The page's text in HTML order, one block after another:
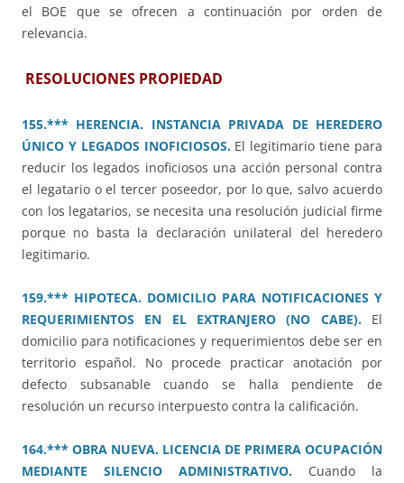
el BOE que se ofrecen a continuación por orden de
relevancia.
RESOLUCIONES PROPIEDAD
155.*** HERENCIA. INSTANCIA PRIVADA DE HEREDERO
ÚNICO Y LEGADOS INOFICIOSOS. El legitimario tiene para
reducir los legados inoficiosos una acción personal contra
el legatario o el tercer poseedor, por lo que, salvo acuerdo
con los legatarios, se necesita una resolución judicial firme
porque no basta la declaración unilateral del heredero
legitimario.
159.*** HIPOTECA. DOMICILIO PARA NOTIFICACIONES Y
REQUERIMIENTOS EN EL EXTRANJERO (NO CABE).
El
domicilio para notificaciones y requerimientos debe ser en
territorio español. No procede practicar anotación por
defecto subsanable cuando se halla pendiente de
resolución un recurso interpuesto contra la calificación.
164.*** OBRA NUEVA. LICENCIA DE PRIMERA OCUPACIÓN
MEDIANTE SILENCIO ADMINISTRATIVO.
Cuando la